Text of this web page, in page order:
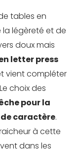
tables en
légèreté et de
doux mais
letter press
vient compléter
choix des
pour la
caractère.
à cette
dans les